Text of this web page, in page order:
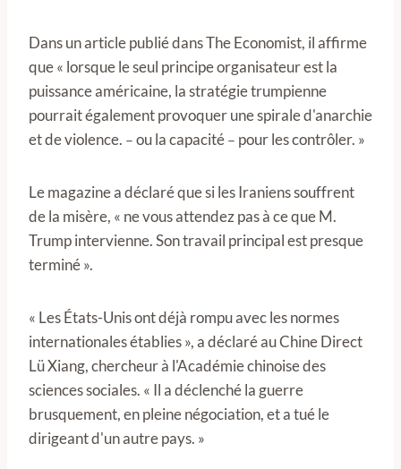
Dans un article publié dans The Economist, il affirme
que « lorsque le seul principe organisateur est la
puissance américaine, la stratégie trumpienne
pourrait également provoquer une spirale d'anarchie
et de violence. – ou la capacité – pour les contrôler. »
Le magazine a déclaré que si les Iraniens souffrent
de la misère, « ne vous attendez pas à ce que M.
Trump intervienne. Son travail principal est presque
terminé ».
« Les États-Unis ont déjà rompu avec les normes
internationales établies », a déclaré au Chine Direct
Lü Xiang, chercheur à l'Académie chinoise des
sciences sociales. « Il a déclenché la guerre
brusquement, en pleine négociation, et a tué le
dirigeant d'un autre pays. »